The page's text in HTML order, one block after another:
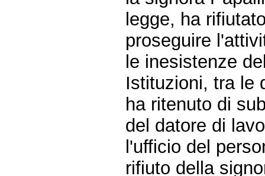
legge, ha
proseguire
le inesistenze
Istituzioni, tra le
ha ritenuto di
del datore di
l'ufficio del
rifiuto della